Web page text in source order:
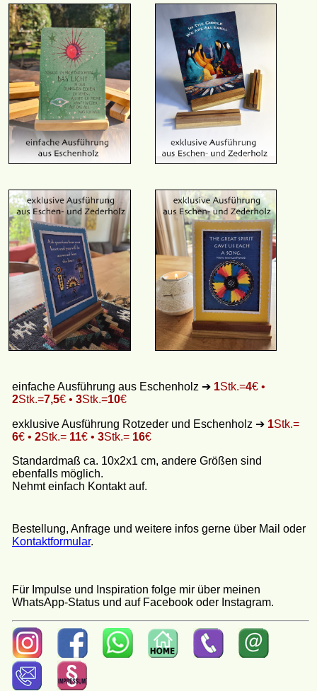
einfache Ausführung aus Eschenholz ➔ 1Stk.=4€ •
2Stk.=7,5€ • 3Stk.=10€
exklusive Ausführung Rotzeder und Eschenholz ➔ 1Stk.=
6€ • 2Stk.= 11€ • 3Stk.= 16€
Standardmaß ca. 10x2x1 cm, andere Größen sind
ebenfalls möglich.
Nehmt einfach Kontakt auf.
Bestellung, Anfrage und weitere infos gerne über Mail oder
Kontaktformular.
Für Impulse und Inspiration folge mir über meinen
WhatsApp-Status und auf Facebook oder Instagram.